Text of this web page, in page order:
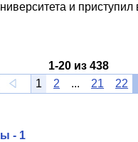
и приступил
1-20 из438
1
2 ... 21 22
- 1